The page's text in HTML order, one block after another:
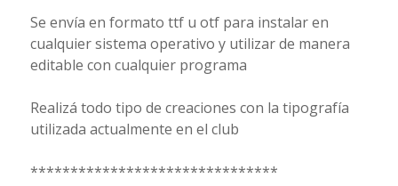
Se envía en formato ttf u otf para instalar en
cualquier sistema operativo y utilizar de manera
editable con cualquier programa
Realizá todo tipo de creaciones con la tipografía
utilizada actualmente en el club
*******************************